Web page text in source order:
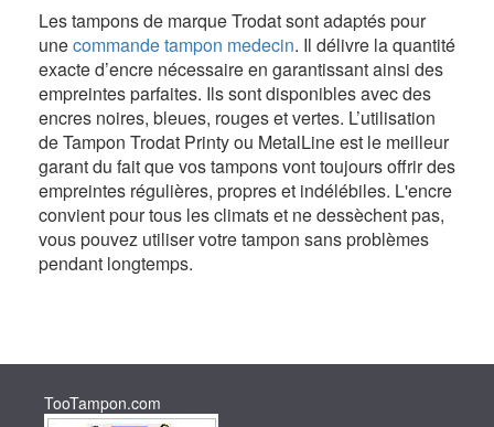
Les tampons de marque Trodat sont adaptés pour
unecommande tampon medecin. Il délivre la quantité
exacte d’encre nécessaire en garantissant ainsi des
empreintes parfaites. Ils sont disponibles avec des
encres noires, bleues, rouges et vertes. L’utilisation
de Tampon Trodat Printy ou MetalLine est le meilleur
garant du fait que vos tampons vont toujours offrir des
empreintes régulières, propres et indélébiles. L'encre
convient pour tous les climats et ne dessèchent pas,
vous pouvez utiliser votre tampon sans problèmes
pendant longtemps.
TooTampon.com